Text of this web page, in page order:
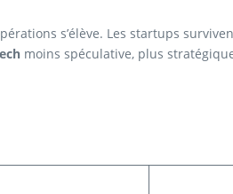
s’élève. Les startups
moins spéculative, plus